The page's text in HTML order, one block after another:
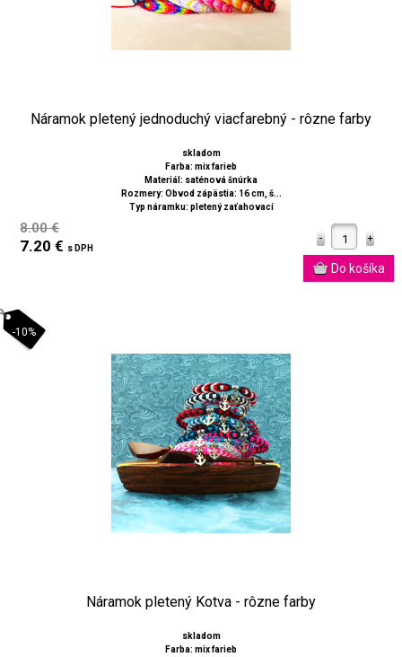
Náramok pletený jednoduchý viacfarebný - rôzne farby
skladom
Farba: mix farieb
Materiál: saténová šnúrka
Rozmery: Obvod zápästia: 16 cm, š...
Typ náramku: pletený zaťahovací
8.00 €
7.20 € s DPH
-10%
Náramok pletený Kotva - rôzne farby
skladom
Farba: mix farieb